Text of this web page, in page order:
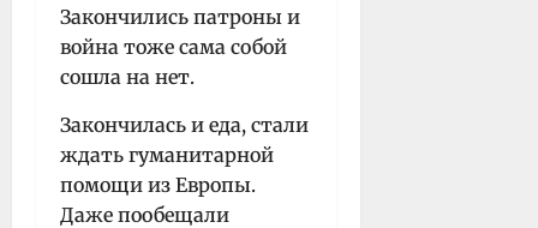
Закончились патроны и
война тоже сама собой
сошла на нет.
Закончилась и еда, стали
ждать гуманитарной
помощи из Европы.
Даже пообещали